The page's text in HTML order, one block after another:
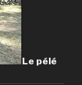
Le pélé